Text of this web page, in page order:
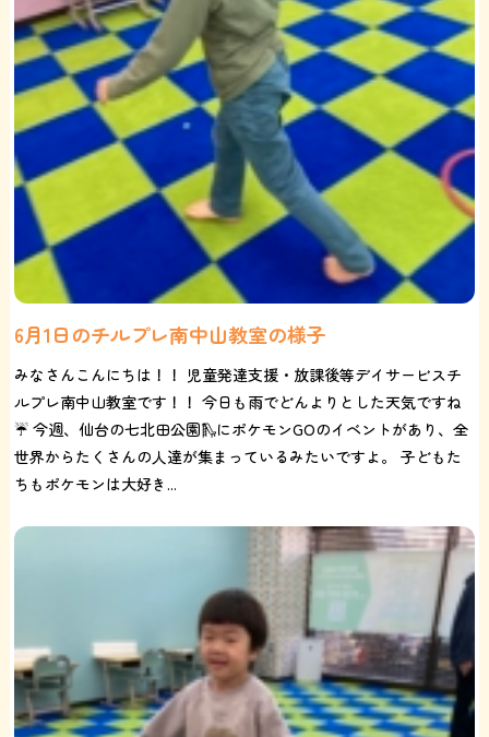
6月1日のチルプレ南中山教室の様子
みなさんこんにちは！！ 児童発達支援・放課後等デイサービスチ
ルプレ南中山教室です！！ 今日も雨でどんよりとした天気ですね
☔ 今週、仙台の七北田公園🛝にポケモンGOのイベントがあり、全
世界からたくさんの人達が集まっているみたいですよ。 子どもた
ちもポケモンは大好き...